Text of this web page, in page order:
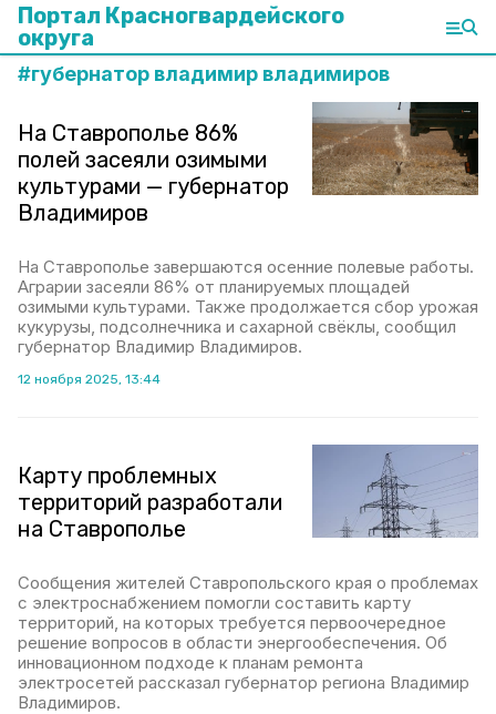
Портал Красногвардейского
округа
#губернатор владимир владимиров
На Ставрополье 86%
полей засеяли озимыми
культурами — губернатор
Владимиров
На Ставрополье завершаются осенние полевые работы.
Аграрии засеяли 86% от планируемых площадей
озимыми культурами. Также продолжается сбор урожая
кукурузы, подсолнечника и сахарной свёклы, сообщил
губернатор Владимир Владимиров.
12 ноября 2025, 13:44
Карту проблемных
территорий разработали
на Ставрополье
Сообщения жителей Ставропольского края о проблемах
с электроснабжением помогли составить карту
территорий, на которых требуется первоочередное
решение вопросов в области энергообеспечения. Об
инновационном подходе к планам ремонта
электросетей рассказал губернатор региона Владимир
Владимиров.